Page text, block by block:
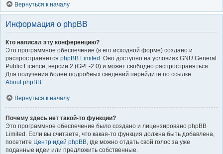
Вернуться к началу
Информация о phpBB
Кто написал эту конференцию?
Это программное обеспечение (в его исходной форме) создано и
распространяется phpBB Limited . Оно доступно на условиях GNU General
Public Licence, версии 2 (GPL-2.0) и может свободно распространяться.
Для получения более подробных сведений перейдите по ссылке
About phpBB
Вернуться к началу
Почему здесь нет такой-то функции?
Это программное обеспечение было создано и лицензировано phpBB
Limited. Если вы считаете, что какая-то функция должна быть добавлена,
посетите Центр идей phpBB , где можно отдать свой голос за уже
поданные идеи или предложить собственные.